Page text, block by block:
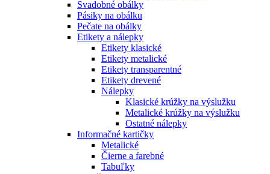
Svadobné obálky
Pásiky na obálku
Pečate na obálky
Etikety a nálepky
Etikety klasické
Etikety metalické
Etikety transparentné
Etikety drevené
Nálepky
Klasické krúžky na výslužku
Metalické krúžky na výslužku
Ostatné nálepky
Informačné kartičky
Metalické
Čierne a farebné
Tabuľky